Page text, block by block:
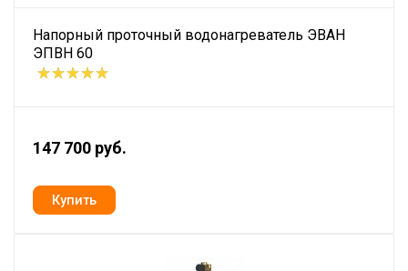
Напорный проточный водонагреватель ЭВАН
ЭПВН 60
147 700 руб.